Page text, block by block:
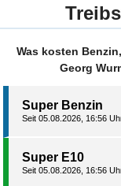
Was kosten
Georg
Super Benzin
Seit 05.08.2026, 16:56
Super E10
Seit 05.08.2026, 16:56